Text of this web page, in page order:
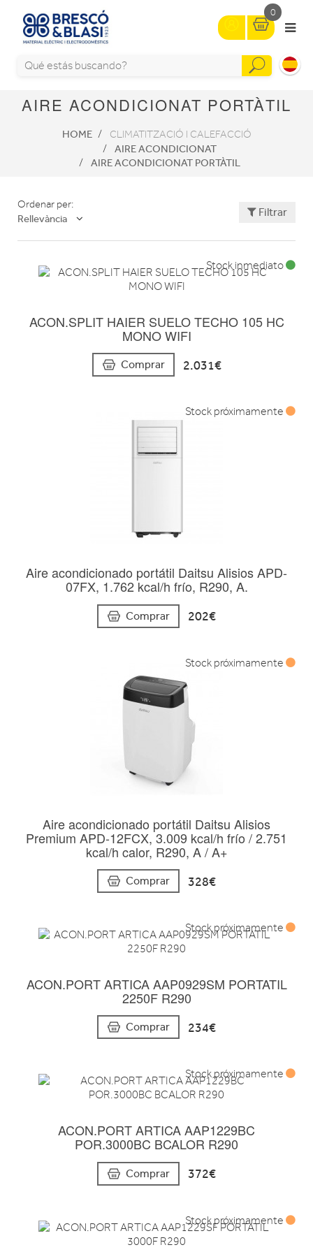
0
AIRE ACONDICIONAT PORTÀTIL
HOME CLIMATITZACIÓ I CALEFACCIÓ
AIRE ACONDICIONAT
AIRE ACONDICIONAT PORTÀTIL
Ordenar per:
Rellevància
Filtrar
ACON.SPLIT HAIER SUELO TECHO 105 HC
MONO WIFI
Comprar 2.031€
Stock inmediato
Aire acondicionado portátil Daitsu Alisios APD-
07FX, 1.762 kcal/h frío, R290, A.
Comprar 202€
Stock próximamente
Aire acondicionado portátil Daitsu Alisios
Premium APD-12FCX, 3.009 kcal/h frío / 2.751
kcal/h calor, R290, A / A+
Comprar 328€
Stock próximamente
ACON.PORT ARTICA AAP0929SM PORTATIL
2250F R290
Comprar 234€
Stock próximamente
ACON.PORT ARTICA AAP1229BC
POR.3000BC BCALOR R290
Comprar 372€
Stock próximamente
Stock próximamente